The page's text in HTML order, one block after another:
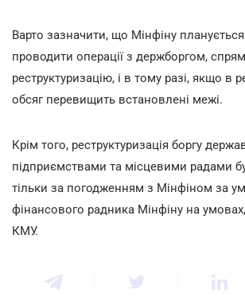
Варто зазначити, що Мінфіну
проводити операції з держборгом,
реструктуризацію, і в тому разі, якщо в
обсяг перевищить встановлені межі.
Крім того, реструктуризація боргу
підприємствами та місцевими радами
тільки за погодженням з Мінфіном за
фінансового радника Мінфіну на
КМУ.